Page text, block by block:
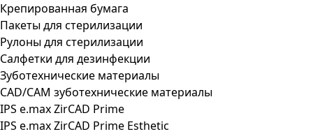
Крепированная бумага
Пакеты для стерилизации
Рулоны для стерилизации
Салфетки для дезинфекции
Зуботехнические материалы
CAD/CAM зуботехнические материалы
IPS e.max ZirCAD Prime
IPS e.max ZirCAD Prime Esthetic